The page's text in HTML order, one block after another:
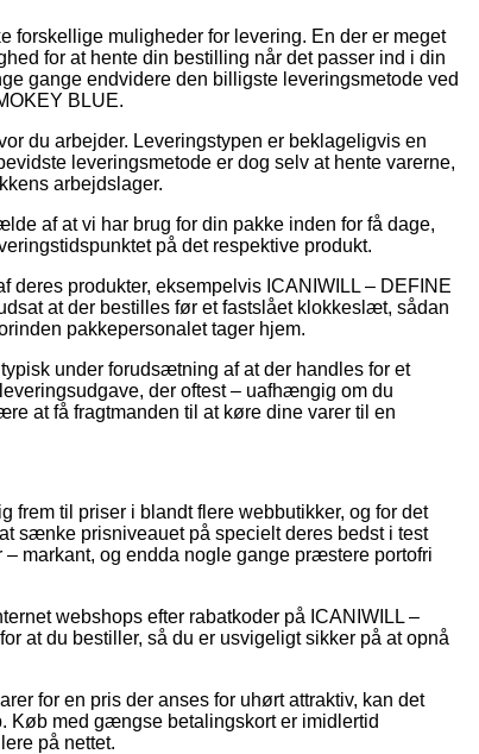
forskellige muligheder for levering. En der er meget
for at hente din bestilling når det passer ind i din
gange endvidere den billigste leveringsmetode ved
BLUE.
du arbejder. Leveringstypen er beklageligvis en
leveringsmetode er dog selv at hente varerne,
arbejdslager.
af at vi har brug for din pakke inden for få dage,
på det respektive produkt.
deres produkter, eksempelvis ICANIWILL – DEFINE
at der bestilles før et fastslået klokkeslæt, sådan
pakkepersonalet tager hjem.
under forudsætning af at der handles for et
der oftest – uafhængig om du
at få fragtmanden til at køre dine varer til en
frem til priser i blandt flere webbutikker, og for det
sænke prisniveauet på specielt deres bedst i test
markant, og endda nogle gange præstere portofri
webshops efter rabatkoder på ICANIWILL –
at du bestiller, så du er usvigeligt sikker på at opnå
for en pris der anses for uhørt attraktiv, kan det
Køb med gængse betalingskort er imidlertid
på nettet.